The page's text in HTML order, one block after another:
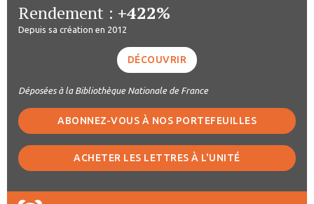
Rendement : +422%
Depuis sa création en 2012
DÉCOUVRIR
Déposées à la Bibliothèque Nationale de France
ABONNEZ-VOUS À NOS PORTEFEUILLES
ACHETER LES LETTRES À L'UNITÉ